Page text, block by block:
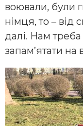
воювали, були
німця, то – від
далі. Нам
запам’ятати на